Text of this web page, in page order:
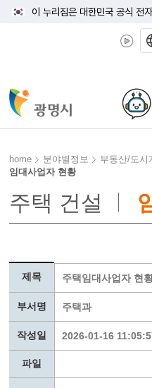
이 누리집은 대한민국 공식 전
home 분야별정보 부동산/도시
임대사업자 현황
주택 건설
제목 주택임대사업자 현
부서명 주택과
작성일 2026-01-16
파일